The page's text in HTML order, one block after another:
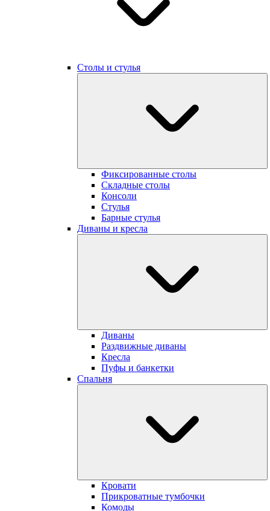
Столы и стулья
Фиксированные cтолы
Складные столы
Консоли
Стулья
Барные стулья
Диваны и кресла
Диваны
Раздвижные диваны
Кресла
Пуфы и банкетки
Cпальня
Кровати
Прикроватные тумбочки
Комоды